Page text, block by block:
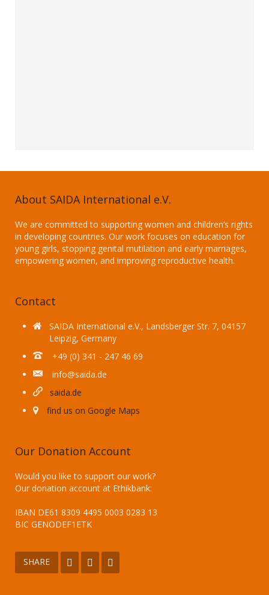
About SAIDA International e.V.
We are committed to supporting women and children’s rights
in developing countries. Our work focuses on education for
young girls, stopping genital mutilation and early marriages,
empowering women, and improving reproductive health.
Contact
SAIDA International e.V., Landsberger Str. 7, 04157
Leipzig, Germany
+49 (0) 341 - 247 46 69
info@saida.de
saida.de
find us on Google Maps
Our Donation Account
Would you like to support our work?
Our donation account at Ethikbank:
IBAN DE61 8309 4495 0003 0283 13
BIC GENODEF1ETK
SHARE